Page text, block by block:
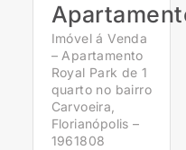
Imóvel á Venda
– Apartamento
Royal Park de 1
quarto no bairro
Carvoeira,
Florianópolis –
1961808